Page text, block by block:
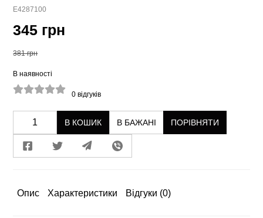
E4287100
345 грн
381 грн
В наявності
0 відгуків
В КОШИК В БАЖАНІ ПОРІВНЯТИ
Опис Характеристики Відгуки (0)